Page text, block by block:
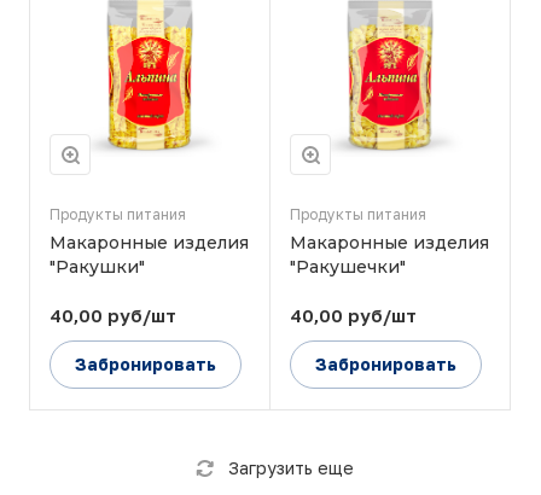
Продукты питания
Макаронные изделия
"Ракушки"
40,00 руб/шт
Забронировать
Продукты питания
Макаронные изделия
"Ракушечки"
40,00 руб/шт
Забронировать
Загрузить еще